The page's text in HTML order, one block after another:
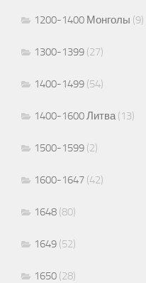
1200-1400 Монголы (9)
1300-1399 (27)
1400-1499 (54)
1400-1600 Литва(13)
1500-1599 (2)
1600-1647 (42)
1648 (80)
1649 (52)
1650 (28)